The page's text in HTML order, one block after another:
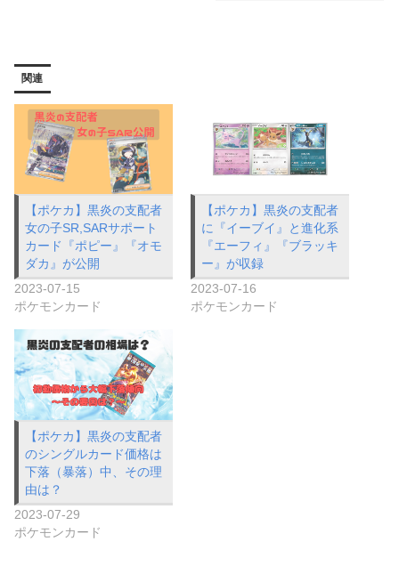
関連
【ポケカ】黒炎の支配者
女の子SR,SARサポート
カード『ポピー』『オモ
ダカ』が公開
2023-07-15
ポケモンカード
【ポケカ】黒炎の支配者
に『イーブイ』と進化系
『エーフィ』『ブラッキ
ー』が収録
2023-07-16
ポケモンカード
【ポケカ】黒炎の支配者
のシングルカード価格は
下落（暴落）中、その理
由は？
2023-07-29
ポケモンカード